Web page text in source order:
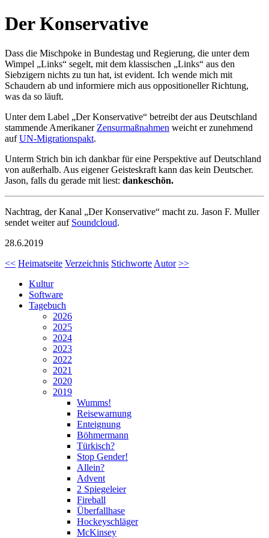
Der Konservative
Dass die Mischpoke in Bundestag und Regierung, die unter dem
Wimpel „Links“ segelt, mit dem klassischen „Links“ aus den
Siebzigern nichts zu tun hat, ist evident. Ich wende mich mit
Schaudern ab und informiere mich aus oppositioneller Richtung,
was da so läuft.
Unter dem Label „Der Konservative“ betreibt der aus Deutschland
stammende Amerikaner Zensurmaßnahmen weicht er zunehmend
aufUN-Migrationspakt.
Unterm Strich bin ich dankbar für eine Perspektive auf Deutschland
von außerhalb. Aus eigener Geisteskraft kann das kein Deutscher.
Jason, falls du gerade mit liest: dankeschön.
Nachtrag, der Kanal „Der Konservative“ macht zu. Jason F. Muller
sendet weiter auf Soundcloud.
28.6.2019
<< Heimatseite Verzeichnis Stichworte Autor >>
Kultur
Software
Tagebuch
2026
2025
2024
2023
2022
2021
2020
2019
Wumms!
Reisewarnung
Enteignung
Böhmermann
Türkisch?
Stop Gender!
Allein?
Advent
2 Spiegeleier
Fireball
Überfallhase
Hockeyschläger
McKinsey